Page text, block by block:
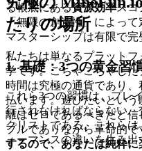
る根底にある資源効率スコ
「無限の創造性」によっ
マスターシップは有限で完
1. 基礎：3つの黄金習
これら3つの習慣は、プレ
行されなければならない
クリストである。これら
ォーマンスの違いを生み出
たりの場所
私たちは単なるプラット
学です。ごちゃごちゃし
時間は究極の通貨であり
払います。遊びたいとい
離はゼロであるべきだと
プルでありながら革命的で
するので、あなたは純粋に